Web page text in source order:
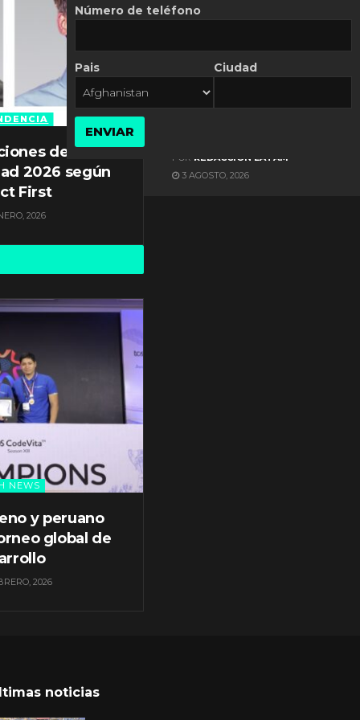
de
2026 según
First
2026
NEWS
y peruano
global de
2026
ES NOTICIA
POR REDACCIÓN LATAM
3 AGOSTO, 2026
noticias
Número de teléfono
Pais Ciudad
ENVIAR